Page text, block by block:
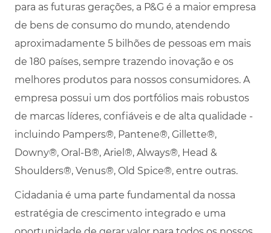
para as futuras gerações, a P&G é a maior empresa
de bens de consumo do mundo, atendendo
aproximadamente 5 bilhões de pessoas em mais
de 180 países, sempre trazendo inovação e os
melhores produtos para nossos consumidores. A
empresa possui um dos portfólios mais robustos
de marcas líderes, confiáveis e de alta qualidade -
incluindo Pampers®, Pantene®, Gillette®,
Downy®, Oral-B®, Ariel®, Always®, Head &
Shoulders®, Venus®, Old Spice®, entre outras.
Cidadania é uma parte fundamental da nossa
estratégia de crescimento integrado e uma